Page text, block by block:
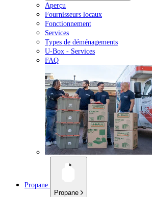
Aperçu
Fournisseurs locaux
Fonctionnement
Services
Types de déménagements
U-Box - Services
FAQ
Propane
Propane